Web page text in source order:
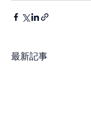
最新記事